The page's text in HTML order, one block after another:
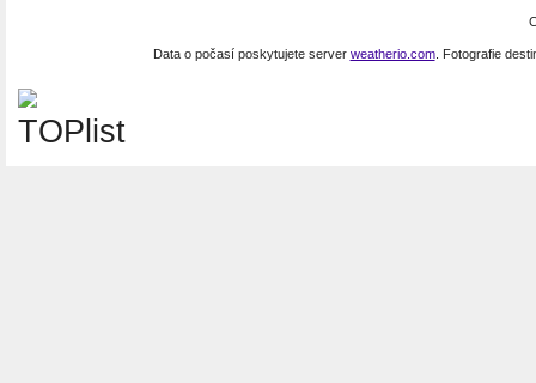
Data o počasí poskytujete server weatherio.com. Fotografie